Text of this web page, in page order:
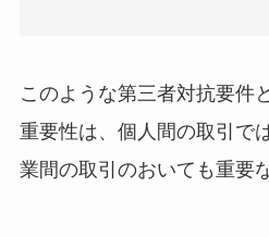
このような第三者対抗要件
重要性は、個人間の取引で
業間の取引のおいても重要